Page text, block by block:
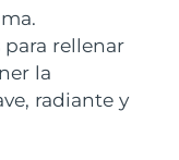
rellenar
la
radiante y